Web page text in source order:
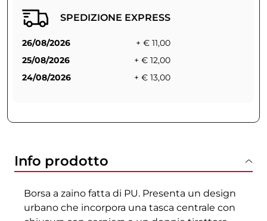
SPEDIZIONE EXPRESS
26/08/2026
+ € 11,00
25/08/2026
+ € 12,00
24/08/2026
+ € 13,00
Info prodotto
Borsa a zaino fatta di PU. Presenta un design
urbano che incorpora una tasca centrale con